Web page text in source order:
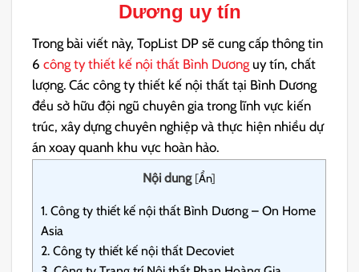
Dương uy tín
Trong bài viết này, TopList DP sẽ cung cấp thông tin
6công ty thiết kế nội thất Bình Dương uy tín, chất
lượng. Các công ty thiết kế nội thất tại Bình Dương
đều sở hữu đội ngũ chuyên gia trong lĩnh vực kiến
trúc, xây dựng chuyên nghiệp và thực hiện nhiều dự
án xoay quanh khu vực hoàn hảo.
Nội dung [Ẩn]
1. Công ty thiết kế nội thất Bình Dương – On Home
Asia
2. Công ty thiết kế nội thất Decoviet